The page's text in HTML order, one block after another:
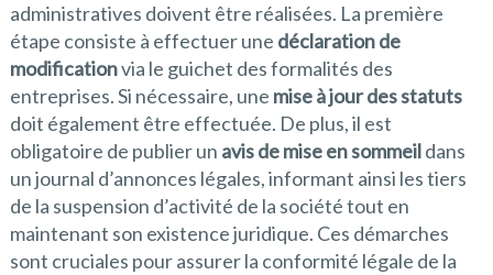
administratives doivent être réalisées. La première
étape consiste à effectuer une déclaration de
modificationvia le guichet des formalités des
entreprises. Si nécessaire, une mise à jour des statuts
doit également être effectuée. De plus, il est
obligatoire de publier un avis de mise en sommeildans
un journal d’annonces légales, informant ainsi les tiers
de la suspension d’activité de la société tout en
maintenant son existence juridique. Ces démarches
sont cruciales pour assurer la conformité légale de la